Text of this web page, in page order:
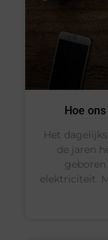
Hoe
Het
de jaren
elektriciteit.